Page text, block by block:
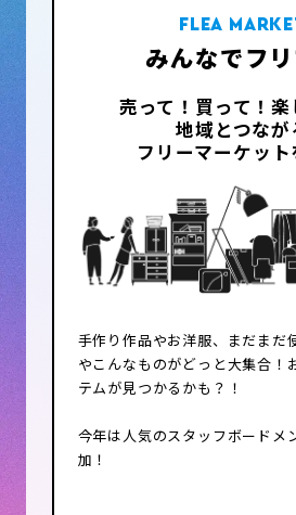
FLEA
みんなでフ
売って！買って！楽
地域とつなが
フリーマーケッ
手作り作品やお洋服、まだまだ
やこんなものがどっと大集合！
テムが見つかるかも？！
今年は人気のスタッフボードメ
加！